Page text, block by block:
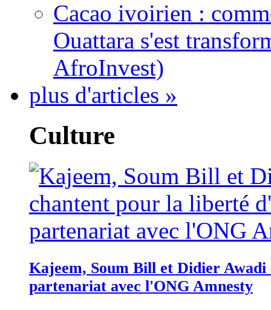
Cacao ivoirien :
Ouattara s'est
AfroInvest)
plus d'articles »
Culture
Kajeem, Soum Bill et Didier
partenariat avec l'ONG Amnesty